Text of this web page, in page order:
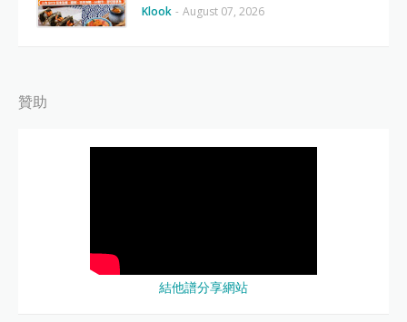
Klook - August 07, 2026
贊助
結他譜分享網站